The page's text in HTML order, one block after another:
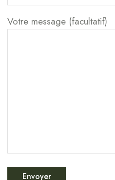
Votre message (facultatif)